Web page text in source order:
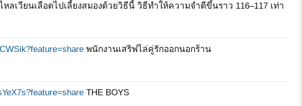
ลเวียนเลือดไปเลี้ยงสมองด้วยวิธีนี้ วิธีทำให้ความจำดีขึ้นราว 116–117 เท่า
พนักงานเสริฟไล่คู่รักออกนอกร้าน
THE BOYS